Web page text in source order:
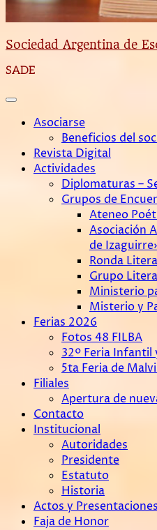
Sociedad Argentina de
SADE
Asociarse
Beneficios del
Revista Digital
Actividades
Diplomaturas –
Grupos de
Ateneo
Asociación
de
Ronda
Grupo
Ministerio
Misterio y
Ferias 2026
Fotos 48 FILBA
32º Feria Infantil
5ta Feria de
Filiales
Apertura de
Contacto
Institucional
Autoridades
Presidente
Estatuto
Historia
Actos y Presentaciones
Faja de Honor